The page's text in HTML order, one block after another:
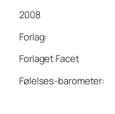
2008
Forlag:
Forlaget Facet
Følelses-barometer: